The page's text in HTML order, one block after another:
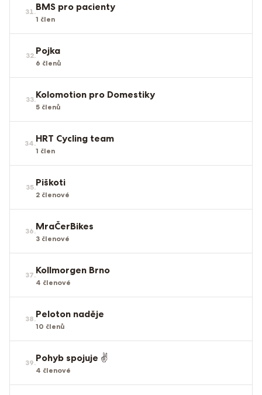
31.BMS pro pacienty
1 člen
32.Pojka
6 členů
33.Kolomotion pro Domestiky
5 členů
34.HRT Cycling team
1 člen
35.Piškoti
2 členové
36.MraČerBikes
3 členové
37.Kollmorgen Brno
4 členové
38.Peloton naděje
10 členů
39.Pohyb spojuje ✌️
4 členové